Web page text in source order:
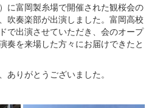
に富岡製糸場で開催された観桜会の
吹奏楽部が出演しました。富岡高校
で出演させていただき、会のオープ
奏を来場した方々にお届けできたと
ありがとうございました。